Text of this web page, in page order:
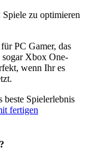
zu optimieren
PC Gamer, das
Xbox One-
wenn Ihr es
Spielerlebnis
fertigen